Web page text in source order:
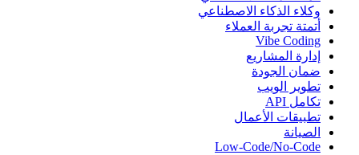
وكلاء الذكاء الاصطناعي
أتمتة تجربة العملاء
Vibe Coding
إدارة المشاريع
ضمان الجودة
تطوير الويب
تكامل API
تطبيقات الأعمال
الصيانة
Low-Code/No-Code